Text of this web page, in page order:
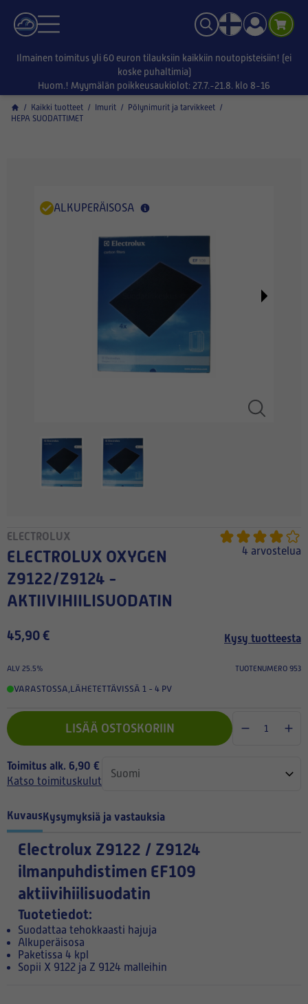
Ilmainen toimitus yli 60 euron tilauksiin kaikkiin noutopisteisiin! (ei
koske puhaltimia)
Huom.! Myymälän poikkeusaukiolot: 27.7.-21.8. klo 8-16
/ Kaikki tuotteet / Imurit / Pölynimurit ja tarvikkeet /
HEPA SUODATTIMET
ALKUPERÄISOSA
ELECTROLUX
ELECTROLUX OXYGEN
Z9122/Z9124 -
AKTIIVIHIILISUODATIN
4 arvostelua
45,90 € Kysy tuotteesta
ALV 25.5% TUOTENUMERO 953
VARASTOSSA,LÄHETETTÄVISSÄ 1 - 4 PV
LISÄÄ OSTOSKORIIN
Toimitus alk. 6,90 €
Katso toimituskulut
KuvausKysymyksiä ja vastauksia
Electrolux Z9122 / Z9124
ilmanpuhdistimen EF109
aktiivihiilisuodatin
Tuotetiedot:
Suodattaa tehokkaasti hajuja
Alkuperäisosa
Paketissa 4 kpl
Sopii X 9122 ja Z 9124 malleihin